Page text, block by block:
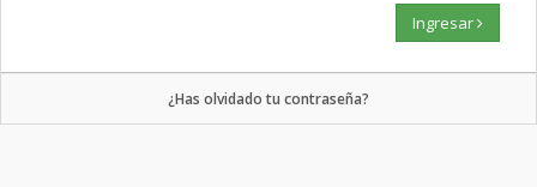
Ingresar
¿Has olvidado tu contraseña?